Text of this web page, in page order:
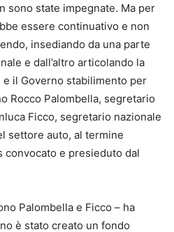
sono state impegnate. Ma per
essere continuativo e non
insediando da una parte
e dall’altro articolando la
il Governo stabilimento per
Rocco Palombella, segretario
Ficco, segretario nazionale
settore auto, al termine
convocato e presieduto dal
Palombella e Ficco – ha
è stato creato un fondo